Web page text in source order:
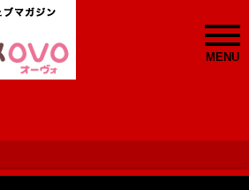
MENU